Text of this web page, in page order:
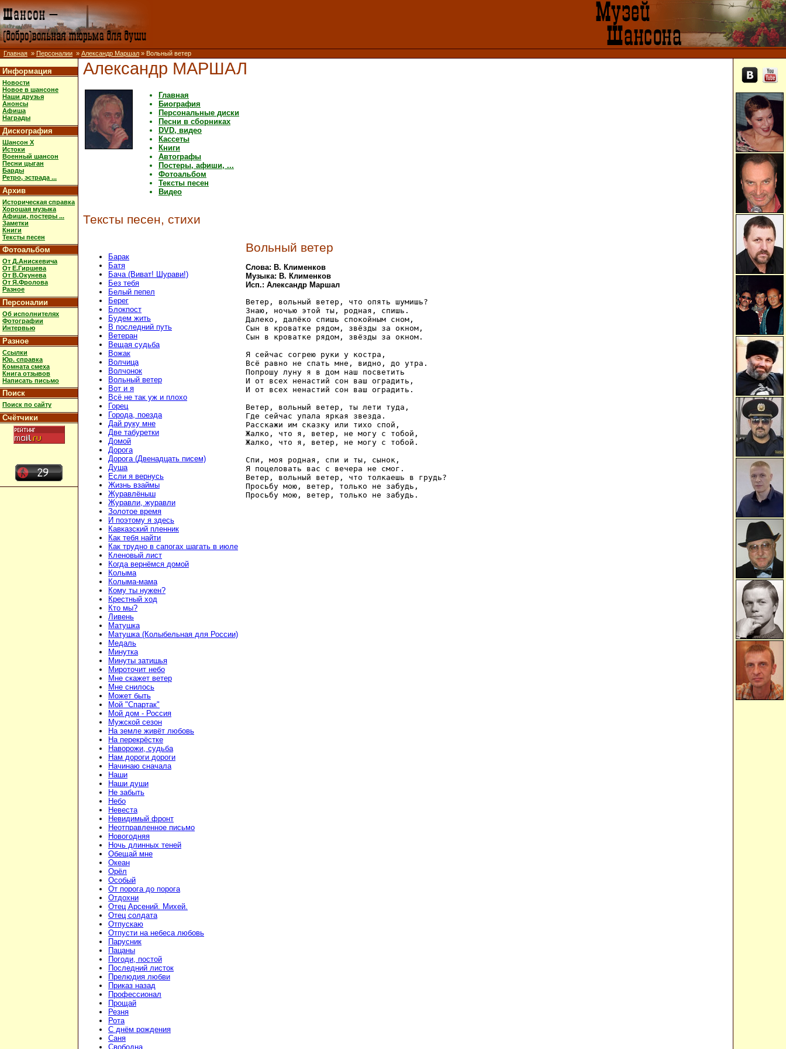
Главная » Персоналии » Александр Маршал » Вольный ветер
Информация
Новости
Новое в шансоне
Наши друзья
Анонсы
Афиша
Награды
Дискография
Шансон X
Истоки
Военный шансон
Песни цыган
Барды
Ретро, эстрада ...
Архив
Историческая справка
Хорошая музыка
Афиши, постеры ...
Заметки
Книги
Тексты песен
Фотоальбом
От Д.Анискевича
От Е.Гиршева
От В.Окунева
От Я.Фролова
Разное
Персоналии
Об исполнителях
Фотографии
Интервью
Разное
Ссылки
Юр. справка
Комната смеха
Книга отзывов
Написать письмо
Поиск
Поиск по сайту
Счётчики
Александр МАРШАЛ
Главная
Биография
Персональные диски
Песни в сборниках
DVD, видео
Кассеты
Книги
Автографы
Постеры, афиши, ...
Фотоальбом
Тексты песен
Видео
Тексты песен, стихи
Барак
Батя
Бача (Виват! Шурави!)
Без тебя
Белый пепел
Берег
Блокпост
Будем жить
В последний путь
Ветеран
Вещая судьба
Вожак
Волчица
Волчонок
Вольный ветер
Вот и я
Всё не так уж и плохо
Горец
Города, поезда
Дай руку мне
Две табуретки
Домой
Дорога
Дорога (Двенадцать писем)
Душа
Если я вернусь
Жизнь взаймы
Журавлёныш
Журавли, журавли
Золотое время
И поэтому я здесь
Кавказский пленник
Как тебя найти
Как трудно в сапогах шагать в июле
Кленовый лист
Когда вернёмся домой
Колыма
Колыма-мама
Кому ты нужен?
Крестный ход
Кто мы?
Ливень
Матушка
Матушка (Колыбельная для России)
Медаль
Минутка
Минуты затишья
Мироточит небо
Мне скажет ветер
Мне снилось
Может быть
Мой "Спартак"
Мой дом - Россия
Мужской сезон
На земле живёт любовь
На перекрёстке
Наворожи, судьба
Нам дороги дороги
Начинаю сначала
Наши
Наши души
Не забыть
Небо
Невеста
Невидимый фронт
Неотправленное письмо
Новогодняя
Ночь длинных теней
Обещай мне
Океан
Орёл
Особый
От порога до порога
Отдохни
Отец Арсений. Михей.
Отец солдата
Отпускаю
Отпусти на небеса любовь
Парусник
Пацаны
Погоди, постой
Последний листок
Прелюдия любви
Приказ назад
Профессионал
Прощай
Резня
Рота
С днём рождения
Саня
Свободна
Вольный ветер
Слова: В. Клименков
Музыка: В. Клименков
Исп.: Александр Маршал
Ветер, вольный ветер, что опять шумишь?
Знаю, ночью этой ты, родная, спишь.
Далеко, далёко спишь спокойным сном,
Сын в кроватке рядом, звёзды за окном,
Сын в кроватке рядом, звёзды за окном.
Я сейчас согрею руки у костра,
Всё равно не спать мне, видно, до утра.
Попрошу луну я в дом наш посветить
И от всех ненастий сон ваш оградить,
И от всех ненастий сон ваш оградить.
Ветер, вольный ветер, ты лети туда,
Где сейчас упала яркая звезда.
Расскажи им сказку или тихо спой,
Жалко, что я, ветер, не могу с тобой,
Жалко, что я, ветер, не могу с тобой.
Спи, моя родная, спи и ты, сынок,
Я поцеловать вас с вечера не смог.
Ветер, вольный ветер, что толкаешь в грудь?
Просьбу мою, ветер, только не забудь,